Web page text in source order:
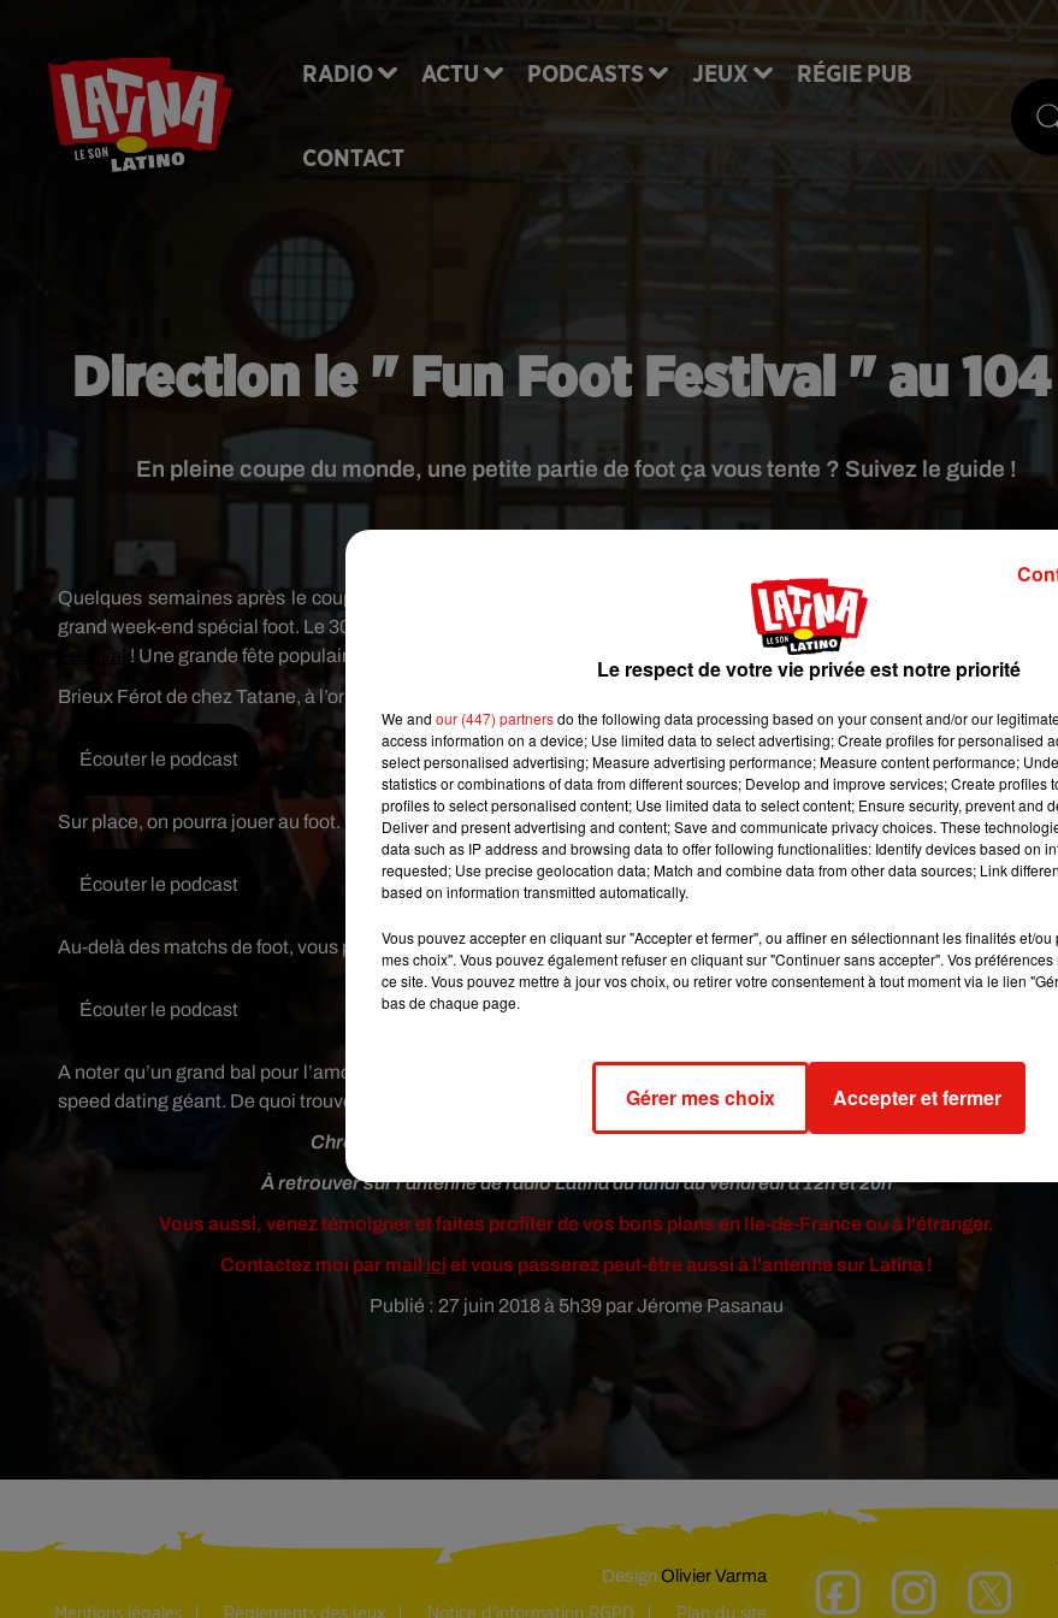
RADIO ACTU PODCASTS JEUX RÉGIE PUB
CONTACT
Direction le " Fun Foot Festival " au
Publié : 27 juin 2018 à 5h39 par Jérome Pasanau
En pleine coupe du monde, une petite partie de foot ça vous tente ? Suivez le guide !
Quelques semaines après le coup d'envoi de la coupe du monde de football 2018 en Russie, le Centquatre
grand week-end spécial foot. Le 30 juin et le 1
juillet prochain, rendez-vous dans le 18ème arrondissement pour
Festival ! Une grande fête populaire pour sauver ce qui peut-être encore sauvé du foot : le jeu, l’humour et les rires !
Brieux Férot de chez Tatane, à l’origine de l’événement, nous présente le concept :
Écouter le podcast
Sur place, on pourra jouer au foot. Mais avec des règles très spéciales. Explications :
Écouter le podcast
Au-delà des matchs de foot, vous pourrez aussi commenter en binôme les vrais matchs en live sur écran géant :
Écouter le podcast
A noter qu’un grand bal pour l’amour du sport est lui aussi prévu pour clore ce week-end complètement décalé. Ainsi
speed dating géant. De quoi trouver peut-être chaussure à votre pied !
Chronique diffusée dans les "bons plans latinos" de Jérôme.
À retrouver sur l'antenne de radio Latina du lundi au vendredi à 12h et 20h
Vous aussi, venez témoigner et faites profiter de vos bons plans en Ile-de-France ou à l'étranger.
Contactez moi par mail ici et vous passerez peut-être aussi à l'antenne sur Latina !
DesignOlivier Varma
Mentions légales Règlements des jeux Notice d’information RGPD Plan du site
Le respect de votre vie privée est notre priorité
We and our (447) partnersdo the following data processing based on your consent and/or our
access information on a device; Use limited data to select advertising; Create profiles for personalised
select personalised advertising; Measure advertising performance; Measure content performance;
statistics or combinations of data from different sources; Develop and improve services; Create profiles
profiles to select personalised content; Use limited data to select content; Ensure security, prevent and
Deliver and present advertising and content; Save and communicate privacy choices. These
data such as IP address and browsing data to offer following functionalities: Identify devices based on
requested; Use precise geolocation data; Match and combine data from other data sources; Link
based on information transmitted automatically.
Vous pouvez accepter en cliquant sur "Accepter et fermer", ou affiner en sélectionnant les finalités et/
mes choix". Vous pouvez également refuser en cliquant sur "Continuer sans accepter". Vos
ce site. Vous pouvez mettre à jour vos choix, ou retirer votre consentement à tout moment via le lien
bas de chaque page.
Gérer mes choix Accepter et fermer